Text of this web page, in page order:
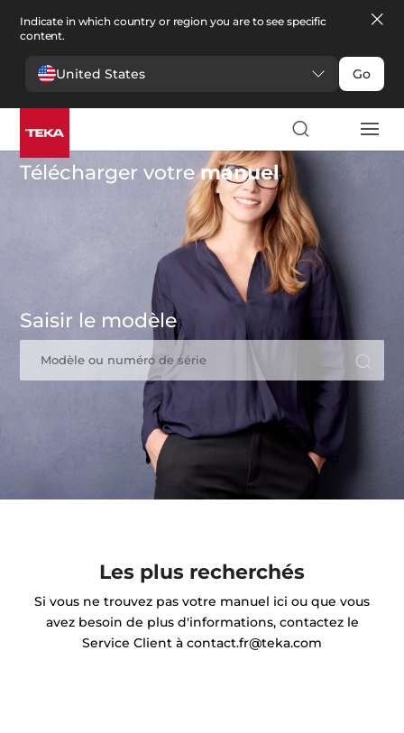
Indicate in which country or region you are to see specific
content.
United States Go
Télécharger votremanuel
Saisir le modèle
Modèle ou numéro de série
Les plus recherchés
Si vous ne trouvez pas votre manuel ici ou que vous
avez besoin de plus d'informations, contactez le
Service Client à contact.fr@teka.com